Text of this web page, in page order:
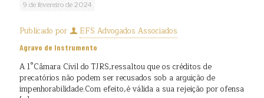
9 de fevereiro de 2024
Publicado por EFS Advogados Associados
Agravo de Instrumento
A 1°Câmara Civil do TJRS,ressaltou que os créditos de
precatórios não podem ser recusados sob a arguição de
impenhorabilidade.Com efeito,é válida a sua rejeição por ofensa